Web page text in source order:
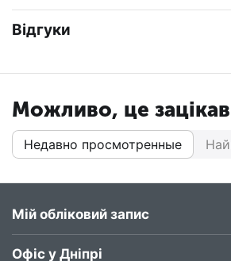
Відгуки
Можливо, це
Недавно просмотренные
Мій обліковий запис
Офіс у Дніпрі